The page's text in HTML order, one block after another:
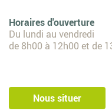
Horaires d'ouverture
Du lundi au vendredi
de 8h00 à 12h00 et de
Nous situer